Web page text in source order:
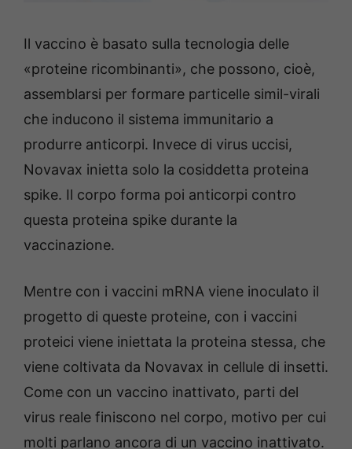
Il vaccino è basato sulla tecnologia delle
«proteine ricombinanti», che possono, cioè,
assemblarsi per formare particelle simil-virali
che inducono il sistema immunitario a
produrre anticorpi. Invece di virus uccisi,
Novavax inietta solo la cosiddetta proteina
spike. Il corpo forma poi anticorpi contro
questa proteina spike durante la
vaccinazione.
Mentre con i vaccini mRNA viene inoculato il
progetto di queste proteine, con i vaccini
proteici viene iniettata la proteina stessa, che
viene coltivata da Novavax in cellule di insetti.
Come con un vaccino inattivato, parti del
virus reale finiscono nel corpo, motivo per cui
molti parlano ancora di un vaccino inattivato.